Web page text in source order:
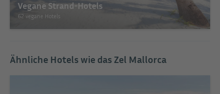
Vegane Strand-Hotels
62 vegane Hotels
Ähnliche Hotels wie das Zel Mallorca